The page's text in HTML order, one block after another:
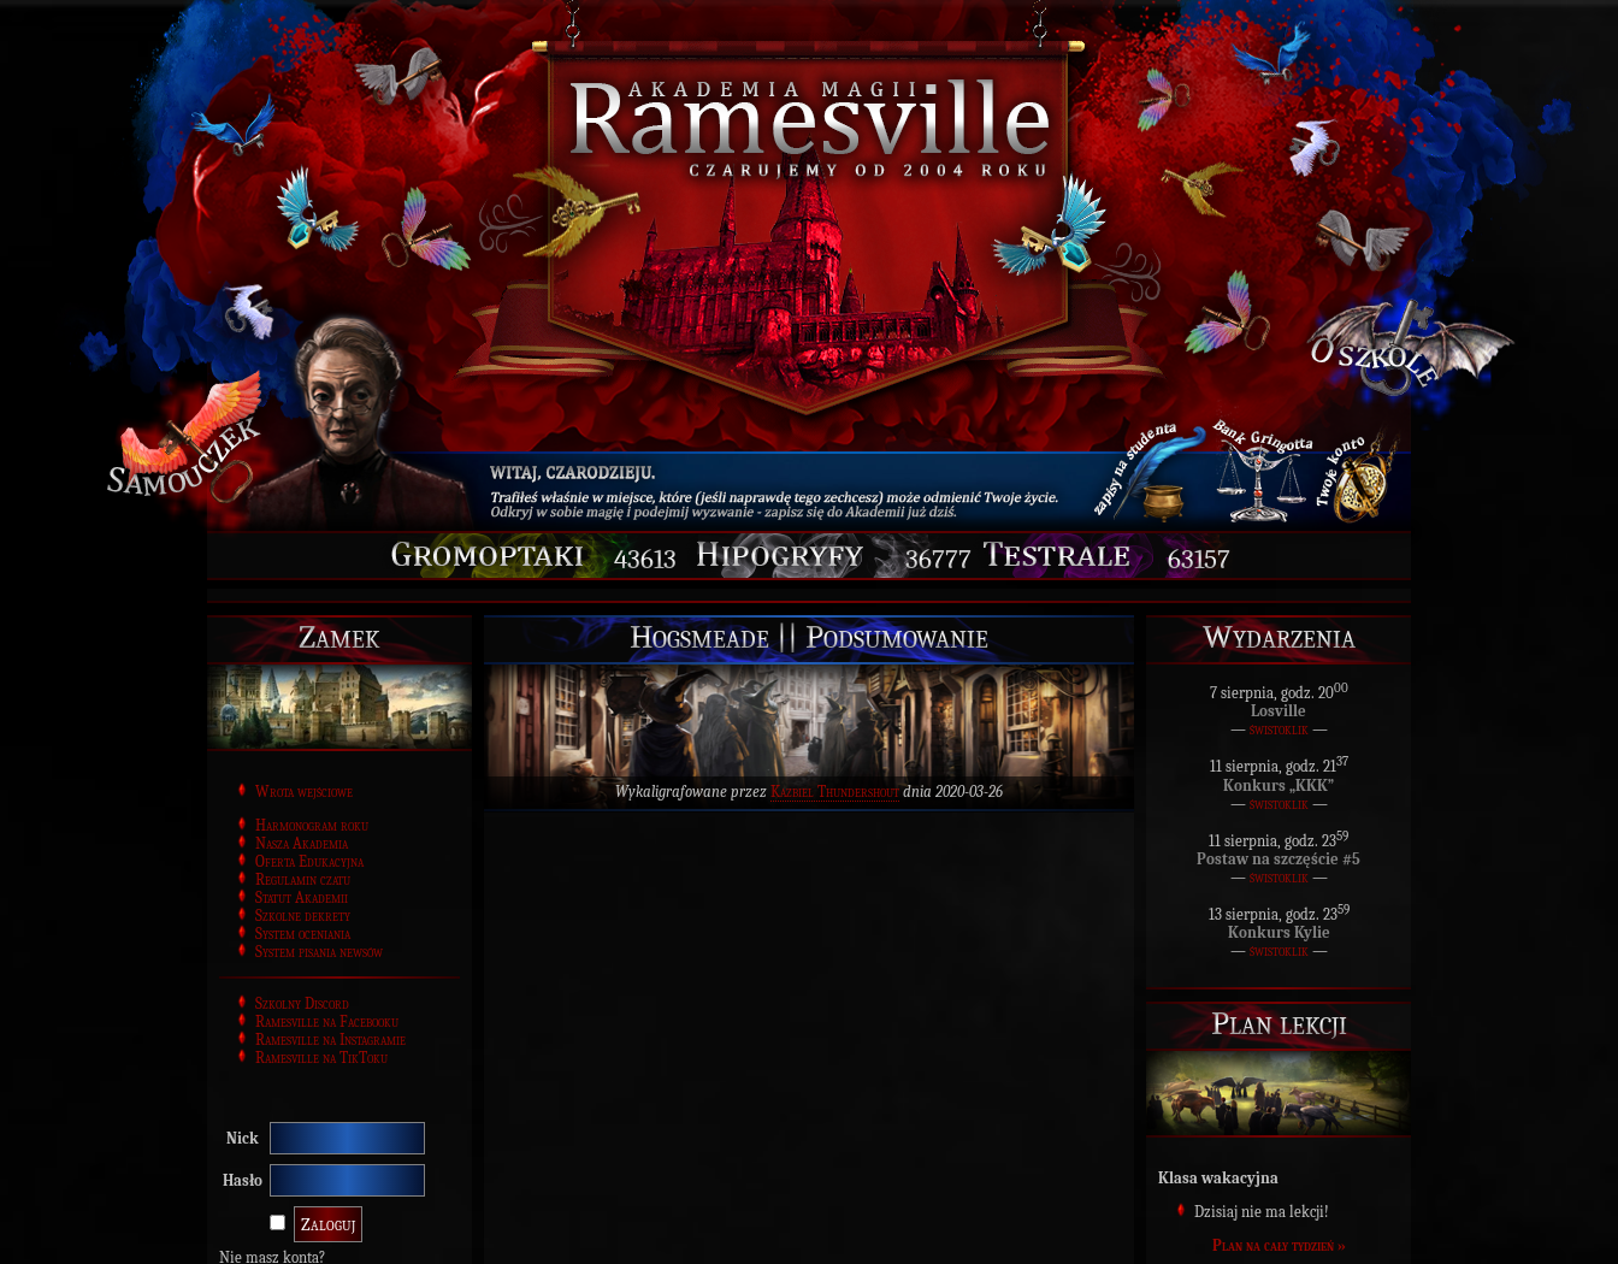
43613 36777 63157
Zamek
Wrota wejściowe
Harmonogram roku
Nasza Akademia
Oferta Edukacyjna
Regulamin czatu
Statut Akademii
Szkolne dekrety
System oceniania
System pisania newsów
Szkolny Discord
Ramesville na Facebooku
Ramesville na Instagramie
Ramesville na TikToku
Nick
Hasło
Nie masz konta?
Hogsmeade || Podsumowanie
Wykaligrafowane przez Kazbiel Thundershoutdnia 2020-03-26
Wydarzenia
7 sierpnia, godz. 2000
Losville
— świstoklik—
11 sierpnia, godz. 2137
Konkurs „KKK”
— świstoklik —
11 sierpnia, godz. 2359
Postaw na szczęście #5
— świstoklik —
13 sierpnia, godz. 2359
Konkurs Kylie
— świstoklik—
Plan lekcji
Klasa wakacyjna
Dzisiaj nie ma lekcji!
Plan na cały tydzień »